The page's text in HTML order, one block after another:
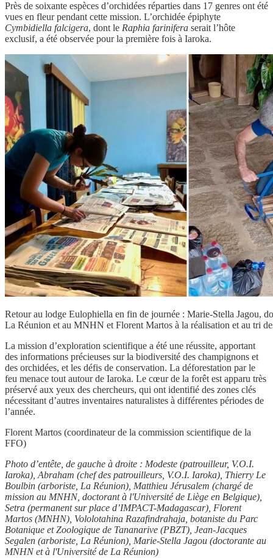
Près de soixante espèces d’orchidées réparties dans 17 genres ont été
vues en fleur pendant cette mission. L’orchidée épiphyte
Cymbidiella falcigera, dont le Raphia farinifera serait l’hôte
exclusif, a été observée pour la première fois à Iaroka.
Retour au lodge Eulophiella en fin de journée : Marie-Stella Jagou,
La Réunion et au MNHN et Florent Martos à la réalisation et au tri
La mission d’exploration scientifique a été une réussite, apportant
des informations précieuses sur la biodiversité des champignons et
des orchidées, et les défis de conservation. La déforestation par le
feu menace tout autour de Iaroka. Le cœur de la forêt est apparu très
préservé aux yeux des chercheurs, qui ont identifié des zones clés
nécessitant d’autres inventaires naturalistes à différentes périodes de
l’année.
Florent Martos (coordinateur de la commission scientifique de la
FFO)
Photo d’entête, de gauche à droite : Modeste (patrouilleur, V.O.I.
Iaroka), Abraham (chef des patrouilleurs, V.O.I. Iaroka), Thierry Le
Boulbin (arboriste, La Réunion), Matthieu Jérusalem (chargé de
mission au MNHN, doctorant à l'Université de Liège en Belgique),
Setra (permanent sur place d’IMPACT-Madagascar), Florent
Martos (MNHN), Vololotahina Razafindrahaja, botaniste du Parc
Botanique et Zoologique de Tananarive (PBZT), Jean-Jacques
Segalen (arboriste, La Réunion), Marie-Stella Jagou (doctorante au
MNHN et à l'Université de La Réunion)